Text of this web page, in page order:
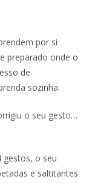
por si
preparado onde o
de
sozinha.
o seu gesto…
gestos, o seu
e saltitantes.